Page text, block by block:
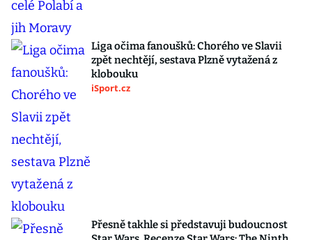
Liga očima fanoušků: Chorého ve Slavii
zpět nechtějí, sestava Plzně vytažená z
klobouku
iSport.cz
Přesně takhle si představuji budoucnost